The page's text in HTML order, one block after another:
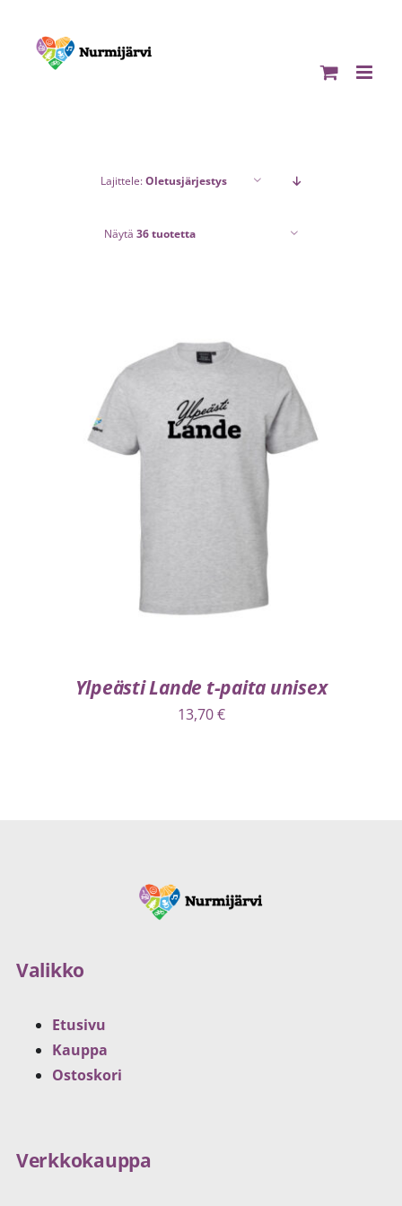
content
Lajittele:Oletusjärjestys
Näytä 36 tuotetta
LISÄTIEDOT
Ylpeästi Lande t-paita unisex
13,70€
Valikko
Etusivu
Kauppa
Ostoskori
Verkkokauppa